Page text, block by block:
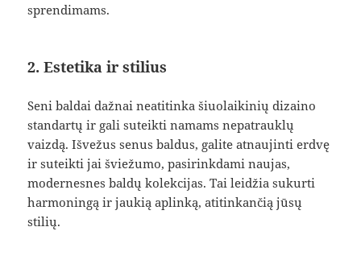
sprendimams.
2. Estetika ir stilius
Seni baldai dažnai neatitinka šiuolaikinių dizaino
standartų ir gali suteikti namams nepatrauklų
vaizdą. Išvežus senus baldus, galite atnaujinti erdvę
ir suteikti jai šviežumo, pasirinkdami naujas,
modernesnes baldų kolekcijas. Tai leidžia sukurti
harmoningą ir jaukią aplinką, atitinkančią jūsų
stilių.